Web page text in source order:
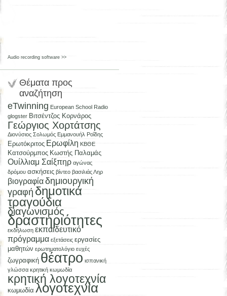
Audio recording software >>
Θέματα προς
αναζήτηση
eTwinning European School Radio
glogster Βιτσέντζος Κορνάρος
Γεώργιος Χορτάτσης
Διονύσιος Σολωμός Εμμανουήλ Ροΐδης
Ερωτόκριτος Ερωφίλη ΚΒΘΕ
Κατσούρμπος Κωστής Παλαμάς
Ουίλλιαμ Σαίξπηρ αγώνας
δρόμου ασκήσεις βίντεο βασιλιάς Ληρ
βιογραφίαδημιουργική
γραφή δημοτικά
τραγούδια
διαγωνισμός
δραστηριότητες
εκδήλωση εκπαιδευτικό
πρόγραμμα εξετάσεις εργασίες
μαθητών ερωτηματολόγιο ευχές
ζωγραφική θέατρο ισπανική
γλώσσα κρητική κωμωδία
κρητική λογοτεχνία
κωμωδία λογοτεχνία